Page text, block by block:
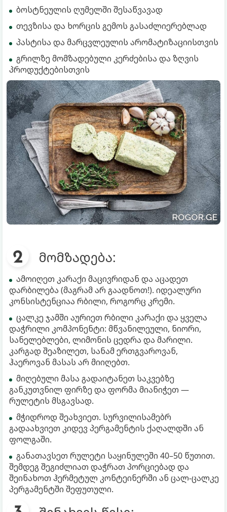
ბოსტნეულის ღუმელში შესაწვავად
თევზისა და ხორცის გემოს გასაძლიერებლად
პასტისა და მარცვლეულის არომატიზაციისთვის
გრილზე მომზადებული კერძებისა და ზღვის
პროდუქტებისთვის
მომზადება:
ამოიღეთ კარაქი მაცივრიდან და აცადეთ
დარბილება (მაგრამ არ გაადნოთ!). იდეალური
კონსისტენციაა რბილი, როგორც კრემი.
ცალკე ჯამში აურიეთ რბილი კარაქი და ყველა
დაჭრილი კომპონენტი: მწვანილეული, ნიორი,
სანელებლები, ლიმონის ცედრა და მარილი.
კარგად შეაზილეთ, სანამ ერთგვაროვან,
ჰაეროვან მასას არ მიიღებთ.
მიღებული მასა გადაიტანეთ საკვებზე
განკუთვნილ ფირზე და ფორმა მიანიჭეთ —
რულეტის მსგავსად.
მჭიდროდ შეახვიეთ. სურვილისამებრ
გადაახვიეთ კიდევ პერგამენტის ქაღალდში ან
ფოლგაში.
განათავსეთ რულეტი საყინულეში 40–50 წუთით.
შემდეგ შეგიძლიათ დაჭრათ პორციებად და
შეინახოთ ჰერმეტულ კონტეინერში ან ცალ-ცალკე
პერგამენტში შეფუთული.